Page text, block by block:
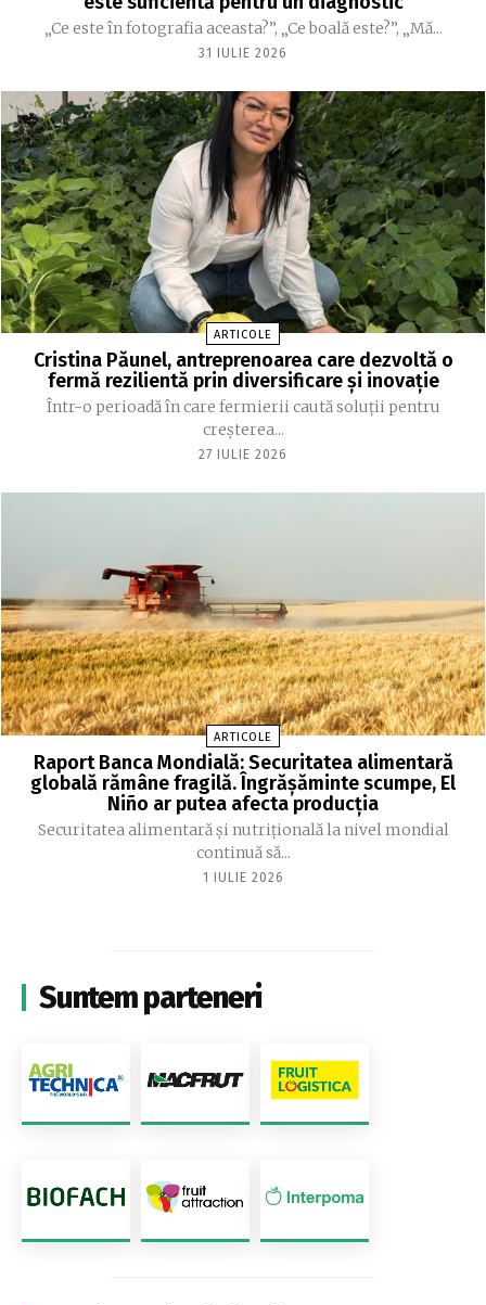
„Ce este în fotografia aceasta?”, „Ce boală este?”, „Mă...
31 IULIE 2026
ARTICOLE
Cristina Păunel, antreprenoarea care dezvoltă o
fermă rezilientă prin diversificare și inovație
Într-o perioadă în care fermierii caută soluții pentru
creșterea...
27 IULIE 2026
ARTICOLE
Raport Banca Mondială: Securitatea alimentară
globală rămâne fragilă. Îngrășăminte scumpe, El
Niño ar putea afecta producția
Securitatea alimentară și nutrițională la nivel mondial
continuă să...
1 IULIE 2026
Suntem parteneri